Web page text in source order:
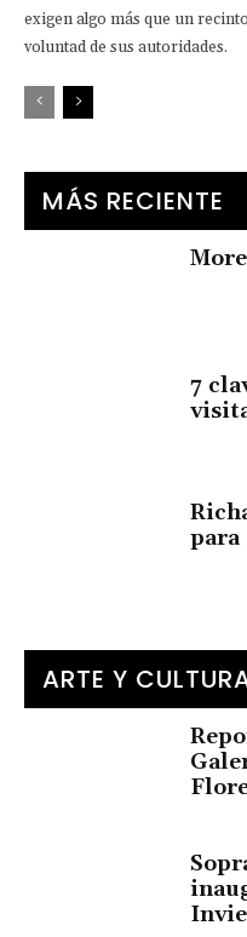
exigen algo más que un
voluntad de sus autoridades.
MÁS RECIENTE
7
para
ARTE Y